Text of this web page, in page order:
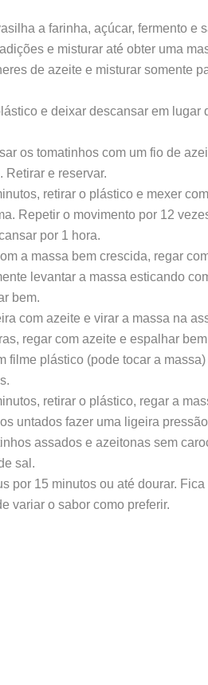
a farinha, açúcar, fermento e
e misturar até obter uma
de azeite e misturar somente
e deixar descansar em lugar
os tomatinhos com um fio de
Retirar e reservar.
retirar o plástico e mexer
Repetir o movimento por 12
por 1 hora.
a massa bem crescida, regar
levantar a massa esticando
bem.
com azeite e virar a massa na
regar com azeite e espalhar
filme plástico (pode tocar a
retirar o plástico, regar a
untados fazer uma ligeira
assados e azeitonas sem
sal.
por 15 minutos ou até dourar. Fica
variar o sabor como preferir.